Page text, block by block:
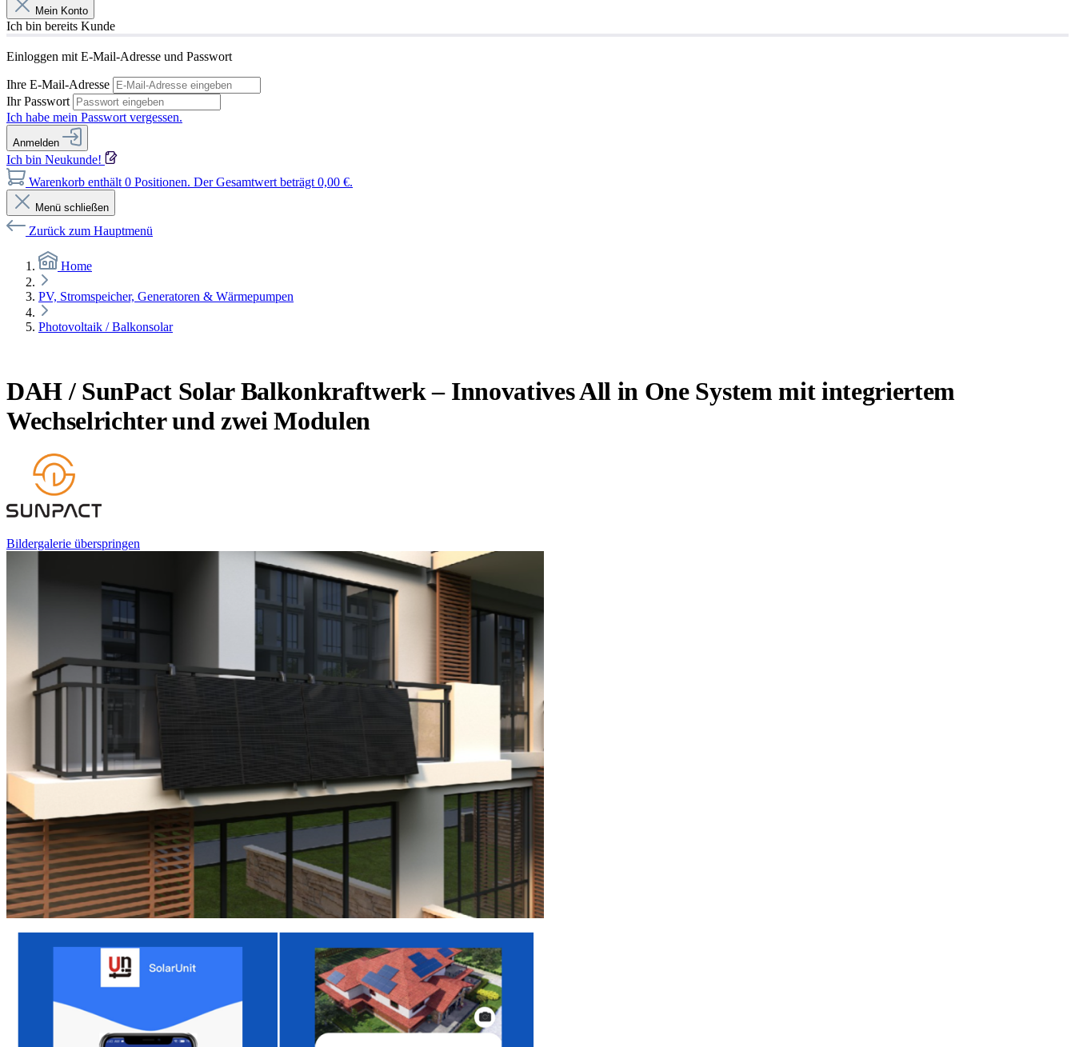
Mein Konto
Ich bin bereits Kunde
Einloggen mit E-Mail-Adresse und Passwort
Ihre E-Mail-Adresse
Ihr Passwort
Ich habe mein Passwort vergessen.
Anmelden
Ich bin Neukunde!
Warenkorb enthält 0 Positionen. Der Gesamtwert beträgt 0,00 €.
Menü schließen
Zurück zum Hauptmenü
Home
PV, Stromspeicher, Generatoren & Wärmepumpen
Photovoltaik / Balkonsolar
DAH / SunPact Solar Balkonkraftwerk – Innovatives All in One System mit integriertem
Wechselrichter und zwei Modulen
Bildergalerie überspringen